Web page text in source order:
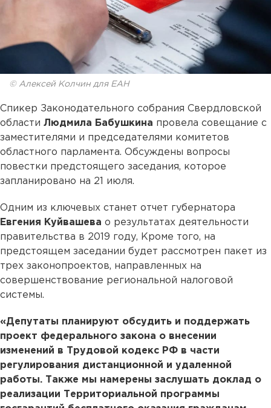
© Алексей Колчин для ЕАН
Спикер Законодательного собрания Свердловской
области Людмила Бабушкина провела совещание с
заместителями и председателями комитетов
областного парламента. Обсуждены вопросы
повестки предстоящего заседания, которое
запланировано на 21 июля.
Одним из ключевых станет отчет губернатора
Евгения Куйвашева о результатах деятельности
правительства в 2019 году, Кроме того, на
предстоящем заседании будет рассмотрен пакет из
трех законопроектов, направленных на
совершенствование региональной налоговой
системы.
«Депутаты планируют обсудить и поддержать
проект федерального закона о внесении
изменений в Трудовой кодекс РФ в части
регулирования дистанционной и удаленной
работы. Также мы намерены заслушать доклад о
реализации Территориальной программы